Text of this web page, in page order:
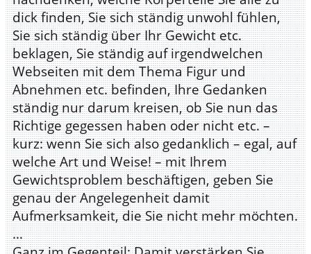
dick finden, Sie sich ständig unwohl fühlen,
Sie sich ständig über Ihr Gewicht etc.
beklagen, Sie ständig auf irgendwelchen
Webseiten mit dem Thema Figur und
Abnehmen etc. befinden, Ihre Gedanken
ständig nur darum kreisen, ob Sie nun das
Richtige gegessen haben oder nicht etc. –
kurz: wenn Sie sich also gedanklich – egal, auf
welche Art und Weise! – mit Ihrem
Gewichtsproblem beschäftigen, geben Sie
genau der Angelegenheit damit
Aufmerksamkeit, die Sie nicht mehr möchten.
…